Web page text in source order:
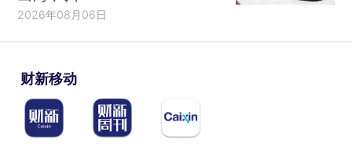
2026年08月06日
财新移动